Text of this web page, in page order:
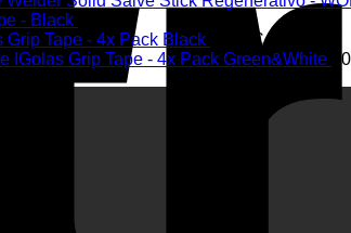
- Black
Grip Tape - 4x Pack Black
€
IGolas Grip Tape - 4x Pack Green&White